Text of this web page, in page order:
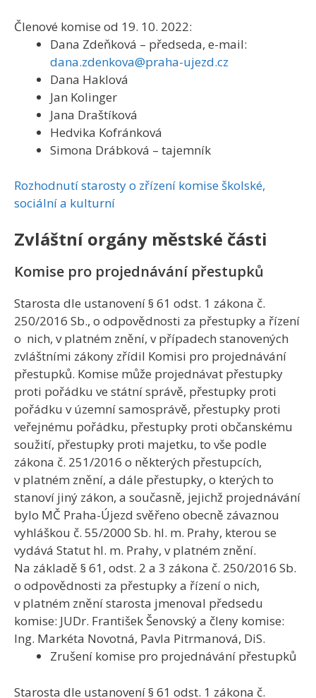
Členové komise od 19. 10. 2022:
Dana Zdeňková – předseda, e-mail:
dana.zdenkova@praha-ujezd.cz
Dana Haklová
Jan Kolinger
Jana Draštíková
Hedvika Kofránková
Simona Drábková – tajemník
Rozhodnutí starosty o zřízení komise školské,
sociální a kulturní
Zvláštní orgány městské části
Komise pro projednávání přestupků
Starosta dle ustanovení § 61 odst. 1 zákona č.
250/2016 Sb., o odpovědnosti za přestupky a řízení
o nich, v platném znění, v případech stanovených
zvláštními zákony zřídil Komisi pro projednávání
přestupků. Komise může projednávat přestupky
proti pořádku ve státní správě, přestupky proti
pořádku v územní samosprávě, přestupky proti
veřejnému pořádku, přestupky proti občanskému
soužití, přestupky proti majetku, to vše podle
zákona č. 251/2016 o některých přestupcích,
v platném znění, a dále přestupky, o kterých to
stanoví jiný zákon, a současně, jejichž projednávání
bylo MČ Praha-Újezd svěřeno obecně závaznou
vyhláškou č. 55/2000 Sb. hl. m. Prahy, kterou se
vydává Statut hl. m. Prahy, v platném znění.
Na základě § 61, odst. 2 a 3 zákona č. 250/2016 Sb.
o odpovědnosti za přestupky a řízení o nich,
v platném znění starosta jmenoval předsedu
komise: JUDr. František Šenovský a členy komise:
Ing. Markéta Novotná, Pavla Pitrmanová, DiS.
Zrušení komise pro projednávání přestupků
Starosta dle ustanovení § 61 odst. 1 zákona č.